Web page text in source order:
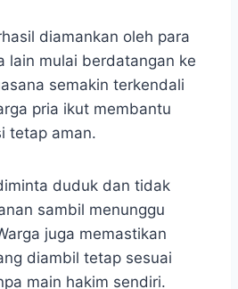
diamankan oleh para
lain mulai berdatangan ke
semakin terkendali
pria ikut membantu
tetap aman.
duduk dan tidak
sambil menunggu
juga memastikan
diambil tetap sesuai
main hakim sendiri.